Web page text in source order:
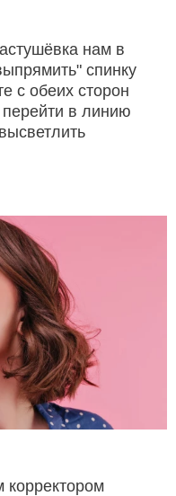
нам в
спинку
с обеих сторон
в линию
корректором